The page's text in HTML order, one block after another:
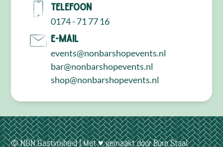
Telefoon
0174 - 71 77 16
E-mail
events@nonbarshopevents.nl
bar@nonbarshopevents.nl
shop@nonbarshopevents.nl
© NON Gastvrijheid | Met ♥ gemaakt doorBuro Staal